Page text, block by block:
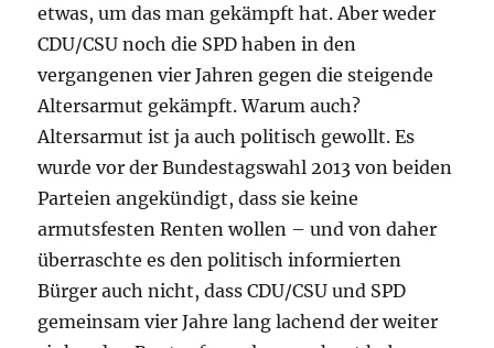
etwas, um das man gekämpft hat. Aber weder
CDU/CSU noch die SPD haben in den
vergangenen vier Jahren gegen die steigende
Altersarmut gekämpft. Warum auch?
Altersarmut ist ja auch politisch gewollt. Es
wurde vor der Bundestagswahl 2013 von beiden
Parteien angekündigt, dass sie keine
armutsfesten Renten wollen – und von daher
überraschte es den politisch informierten
Bürger auch nicht, dass CDU/CSU und SPD
gemeinsam vier Jahre lang lachend der weiter